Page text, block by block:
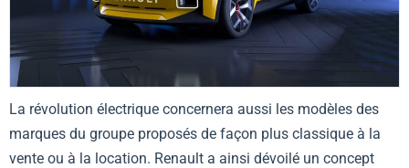
La révolution électrique concernera aussi les modèles des
marques du groupe proposés de façon plus classique à la
vente ou à la location. Renault a ainsi dévoilé un concept